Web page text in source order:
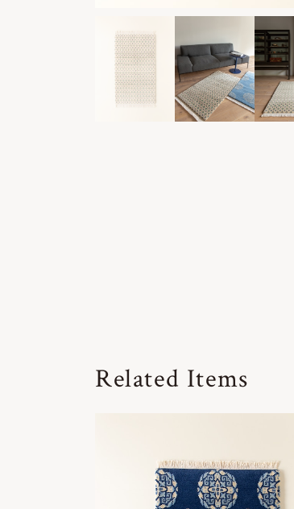
Related Items